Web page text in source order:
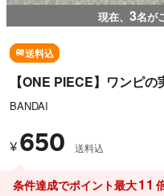
現在、 3名が
送料込
【ONE PIECE】ワンピの
BANDAI
¥ 650 送料込
条件達成でポイント最大11